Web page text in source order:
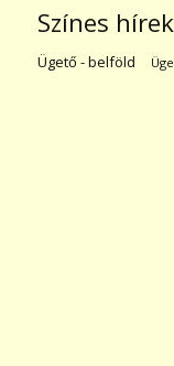
Színes hírek
Ügető - belföld